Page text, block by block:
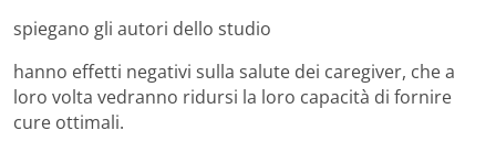
spiegano gli autori dello studio
hanno effetti negativi sulla salute dei caregiver, che a
loro volta vedranno ridursi la loro capacità di fornire
cure ottimali.